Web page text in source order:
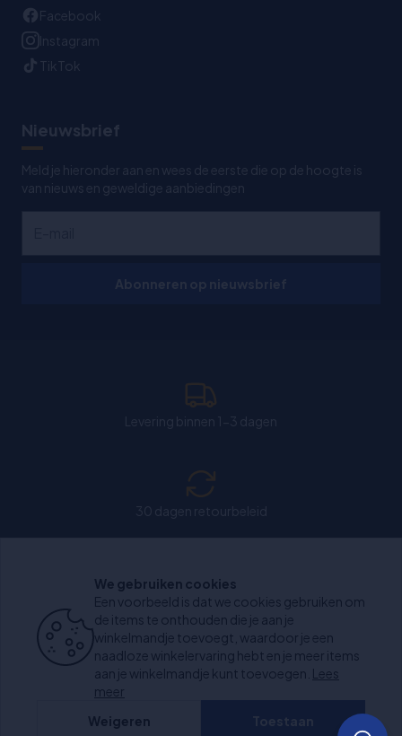
Facebook
Instagram
TikTok
Nieuwsbrief
Meld je hieronder aan en wees de eerste die op de hoogte is
van nieuws en geweldige aanbiedingen
Chat: Open op weekdagen van 11:00-15:30 uur.
We gebruiken cookies
Een voorbeeld is dat we cookies gebruiken om
de items te onthouden die je aan je
winkelmandje toevoegt, waardoor je een
naadloze winkelervaring hebt en je meer items
aan je winkelmandje kunt toevoegen. Lees
meer
Weigeren